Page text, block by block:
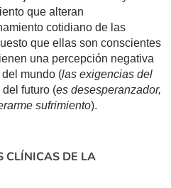
nto que alteran
cotidiano de las
que ellas son conscientes
una percepción negativa
de l mundo (las exigencias del
del futuro (es desesperanzador,
sufrimiento).
CLÍNICAS DE LA